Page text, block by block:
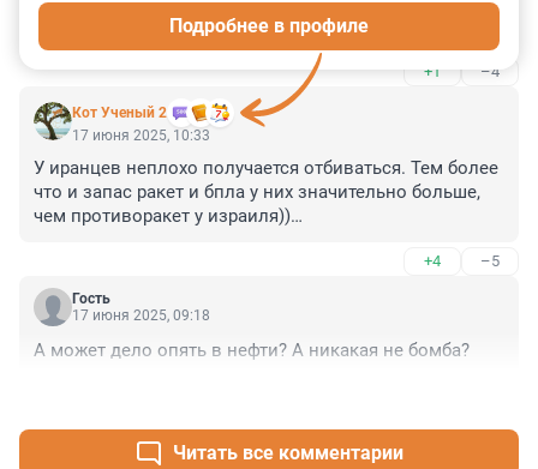
Держись Иран! Россия с тобой!
+1 –4
Кот Ученый 2
Подробнее в профиле
17 июня 2025, 10:33
У иранцев неплохо получается отбиваться. Тем более
что и запас ракет и бпла у них значительно больше,
чем противоракет у израиля))
+4 –5
Гость
17 июня 2025, 09:18
А может дело опять в нефти? А никакая не бомба?
Читать все комментарии